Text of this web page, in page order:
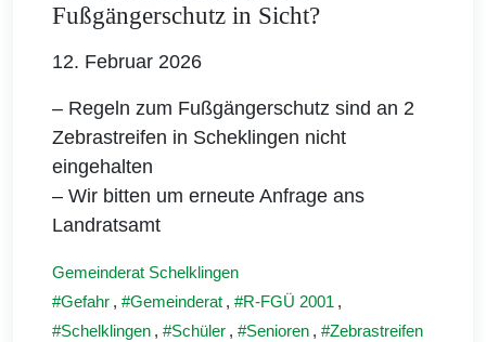
Fußgängerschutz in Sicht?
12. Februar 2026
– Regeln zum Fußgängerschutz sind an 2
Zebrastreifen in Scheklingen nicht
eingehalten
– Wir bitten um erneute Anfrage ans
Landratsamt
Gemeinderat Schelklingen
Gefahr , Gemeinderat , R-FGÜ 2001 ,
Schelklingen , Schüler , Senioren , Zebrastreifen